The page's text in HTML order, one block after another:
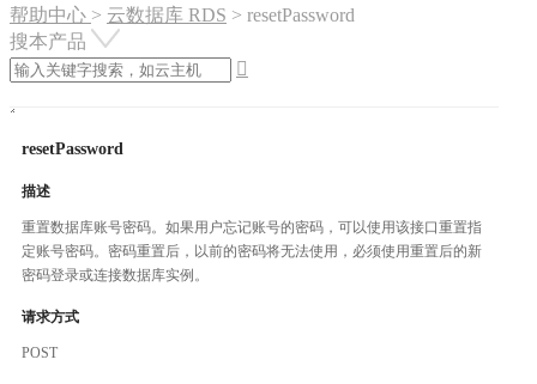
帮助中心 > 云数据库 RDS > resetPassword
搜本产品

resetPassword
描述
重置数据库账号密码。如果用户忘记账号的密码，可以使用该接口重置指
定账号密码。密码重置后，以前的密码将无法使用，必须使用重置后的新
密码登录或连接数据库实例。
请求方式
POST